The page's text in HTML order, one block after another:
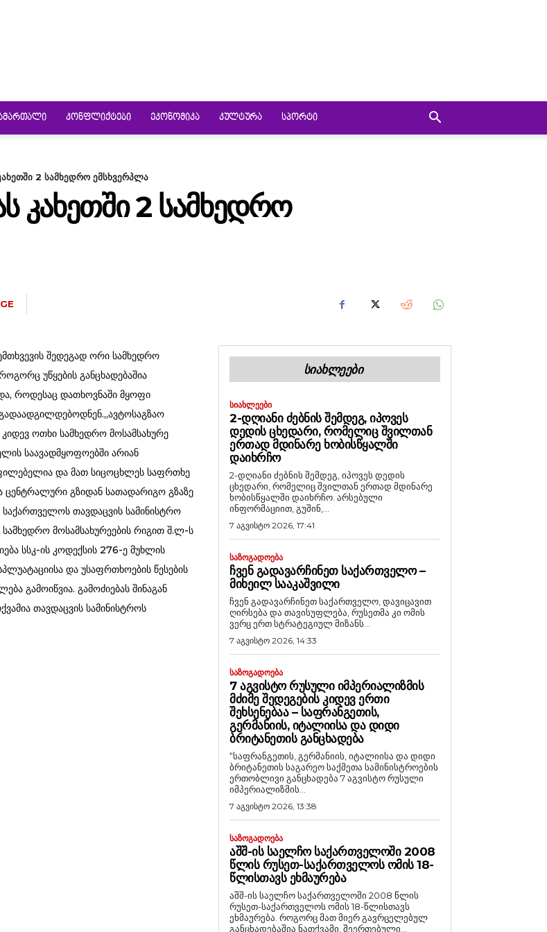
ᲙᲝᲜᲤᲚᲘᲥᲢᲔᲑᲘ ᲔᲙᲝᲜᲝᲛᲘᲙᲐ ᲙᲣᲚᲢᲣᲠᲐ ᲡᲞᲝᲠᲢᲘ
2 სამხედრო ემსხვერპლა
ᲙᲐᲮᲔᲗᲨᲘ 2 ᲡᲐᲛᲮᲔᲓᲠᲝ
შედეგად ორი სამხედრო
უწყების განცხადებაშია
როდესაც დათხოვნაში მყოფი
კიდევ ოთხი სამხედრო მოსამსახურე
საავადმყოფოებში არიან
და მათ სიცოცხლეს საფრთხე
ცენტრალური გზიდან სათადარიგო გზაზე
საქართველოს თავდაცვის სამინისტრო
მოსამსახურეების რიგით შ.ლ-ს
სსკ-ის კოდექსის 276-ე მუხლის
და უსაფრთხოების წესების
გამოიწვია. გამოძიებას შინაგან
თავდაცვის სამინისტროს
ᲡᲘᲐᲮᲚᲔᲔᲑᲘ
ᲡᲘᲐᲮᲚᲔᲔᲑᲘ
2-ᲓᲦᲘᲐᲜᲘ ᲫᲔᲑᲜᲘᲡ ᲨᲔᲛᲓᲔᲒ, ᲘᲞᲝᲕᲔᲡ
ᲓᲔᲓᲘᲡ ᲪᲮᲔᲓᲐᲠᲘ, ᲠᲝᲛᲔᲚᲘᲪ ᲨᲕᲘᲚᲗᲐᲜ
ᲔᲠᲗᲐᲓ ᲛᲓᲘᲜᲐᲠᲔ ᲮᲝᲑᲘᲡᲬᲧᲐᲚᲨᲘ
ᲓᲐᲘᲮᲠᲩᲝ
2-დღიანი ძებნის შემდეგ, იპოვეს დედის
ცხედარი, რომელიც შვილთან ერთად მდინარე
ხობისწყალში დაიხრჩო. არსებული
ინფორმაციით, გუშინ,...
7 აგვისტო 2026, 17:41
ᲡᲐᲖᲝᲒᲐᲓᲝᲔᲑᲐ
ᲩᲕᲔᲜ ᲒᲐᲓᲐᲕᲐᲠᲩᲘᲜᲔᲗ ᲡᲐᲥᲐᲠᲗᲕᲔᲚᲝ –
ᲛᲘᲮᲔᲘᲚ ᲡᲐᲐᲙᲐᲨᲕᲘᲚᲘ
ჩვენ გადავარჩინეთ საქართველო, დავიცავით
ღირსება და თავისუფლება, რუსეთმა კი ომის
ვერც ერთ სტრატეგიულ მიზანს...
7 აგვისტო 2026, 14:33
ᲡᲐᲖᲝᲒᲐᲓᲝᲔᲑᲐ
7 ᲐᲒᲕᲘᲡᲢᲝ ᲠᲣᲡᲣᲚᲘ ᲘᲛᲞᲔᲠᲘᲐᲚᲘᲖᲛᲘᲡ
ᲛᲫᲘᲛᲔ ᲨᲔᲓᲔᲒᲔᲑᲘᲡ ᲙᲘᲓᲔᲕ ᲔᲠᲗᲘ
ᲨᲔᲮᲡᲔᲜᲔᲑᲐᲐ – ᲡᲐᲤᲠᲐᲜᲒᲔᲗᲘᲡ,
ᲒᲔᲠᲛᲐᲜᲘᲘᲡ, ᲘᲢᲐᲚᲘᲘᲡᲐ ᲓᲐ ᲓᲘᲓᲘ
ᲑᲠᲘᲢᲐᲜᲔᲗᲘᲡ ᲒᲐᲜᲪᲮᲐᲓᲔᲑᲐ
“საფრანგეთის, გერმანიის, იტალიისა და დიდი
ბრიტანეთის საგარეო საქმეთა სამინისტროების
ერთობლივი განცხადება 7 აგვისტო რუსული
იმპერიალიზმის...
7 აგვისტო 2026, 13:38
ᲡᲐᲖᲝᲒᲐᲓᲝᲔᲑᲐ
ᲐᲨᲨ-ᲘᲡ ᲡᲐᲔᲚᲩᲝ ᲡᲐᲥᲐᲠᲗᲕᲔᲚᲝᲨᲘ 2008
ᲬᲚᲘᲡ ᲠᲣᲡᲔᲗ-ᲡᲐᲥᲐᲠᲗᲕᲔᲚᲝᲡ ᲝᲛᲘᲡ 18-
ᲬᲚᲘᲡᲗᲐᲕᲡ ᲔᲮᲛᲐᲣᲠᲔᲑᲐ
აშშ-ის საელჩო საქართველოში 2008 წლის
რუსეთ-საქართველოს ომის 18-წლისთავს
ეხმაურება. როგორც მათ მიერ გავრცელებულ
განცხადებაშია ნათქვამი, შეერთებული...